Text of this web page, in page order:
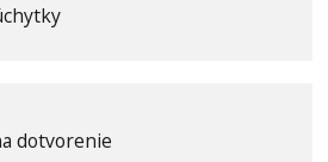
dotvorenie